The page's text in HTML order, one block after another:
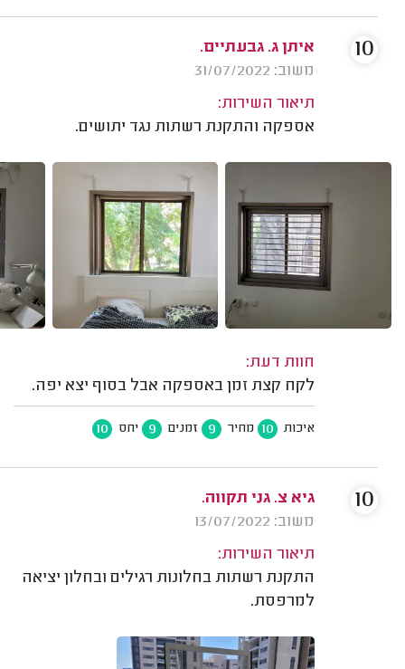
איתן ג. גבעתיים.
משוב: 31/07/2022
תיאור השירות:
אספקה והתקנת רשתות נגד יתושים.
חוות דעת:
לקח קצת זמן באספקה אבל בסוף יצא יפה.
איכות 10 מחיר 9 זמנים 9 יחס 10
10
גיא צ. גני תקווה.
משוב: 13/07/2022
תיאור השירות:
התקנת רשתות בחלונות רגילים ובחלון יציאה
למרפסת.
10